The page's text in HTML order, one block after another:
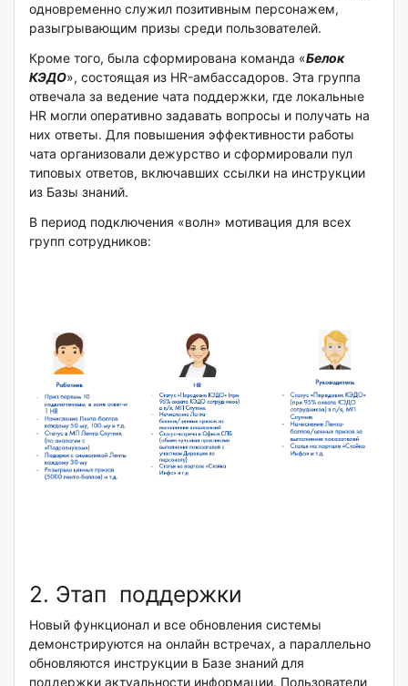
одновременно служил позитивным персонажем,
разыгрывающим призы среди пользователей.
Кроме того, была сформирована команда «Белок
КЭДО», состоящая из HR-амбассадоров. Эта группа
отвечала за ведение чата поддержки, где локальные
HR могли оперативно задавать вопросы и получать на
них ответы. Для повышения эффективности работы
чата организовали дежурство и сформировали пул
типовых ответов, включавших ссылки на инструкции
из Базы знаний.
В период подключения «волн» мотивация для всех
групп сотрудников:
2. Этап поддержки
Новый функционал и все обновления системы
демонстрируются на онлайн встречах, а параллельно
обновляются инструкции в Базе знаний для
поддержки актуальности информации. Пользователи